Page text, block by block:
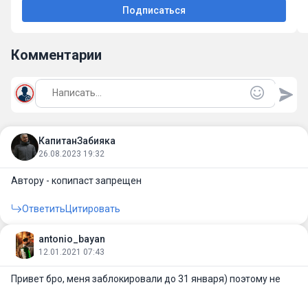
Подписаться
Комментарии
КапитанЗабияка
26.08.2023 19:32
Автору - копипаст запрещен
ОтветитьЦитировать
antonio_bayan
12.01.2021 07:43
Привет бро, меня заблокировали до 31 января) поэтому не